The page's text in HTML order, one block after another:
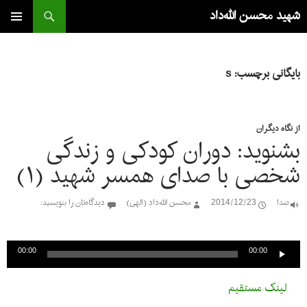
شهید محسن الله‌داد
جست‌وجو
رفتن
بایگانی برچسب: s
از نگاه دیگران
بشنوید: دوران کودکی و زندگی
شخصی با صدای همسر شهید (۱)
صدا 2014/12/23 محسن الله‌داد (الهی) دیدگاه‌تان را بنویسید:
پخش‌کننده
صوت
00:00
00:00
لینک مستقیم